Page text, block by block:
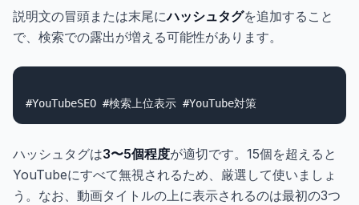
説明文の冒頭または末尾にハッシュタグを追加すること
で、検索での露出が増える可能性があります。
ハッシュタグは3〜5個程度が適切です。15個を超えると
YouTubeにすべて無視されるため、厳選して使いましょ
う。なお、動画タイトルの上に表示されるのは最初の3つ